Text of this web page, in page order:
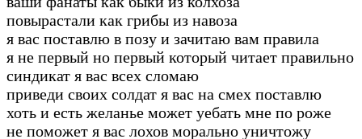
повырастали как грибы из навоза
я вас поставлю в позу и зачитаю вам правила
я не первый но первый который читает правильно
синдикат я вас всех сломаю
приведи своих солдат я вас на смех поставлю
хоть и есть желанье может уебать мне по роже
не поможет я вас лохов морально уничтожу